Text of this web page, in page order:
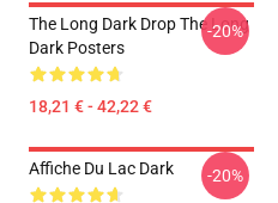
The Long Dark Drop The Long
Dark Posters
18,21 € - 42,22 €
-20%
Affiche Du Lac Dark -20%